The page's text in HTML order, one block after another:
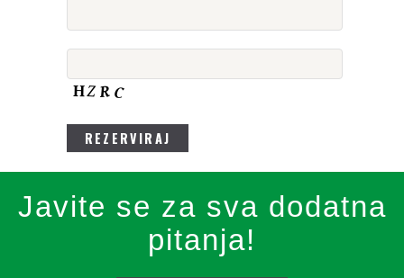
Javite se za sva dodatna
pitanja!